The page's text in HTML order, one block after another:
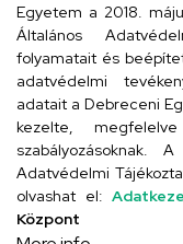
4024
UD
Egyetem a 2018.
Általános
folyamatait és
adatvédelmi
adatait a Debreceni
kezelte,
szabályozásoknak.
Adatvédelmi
olvashat el:
Központ